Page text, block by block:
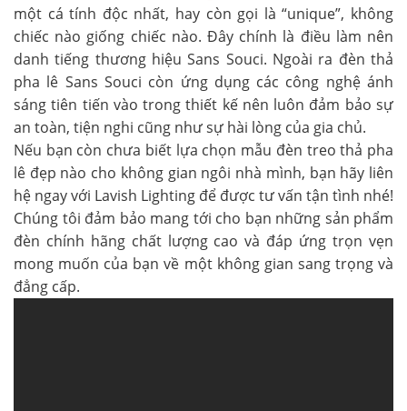
một cá tính độc nhất, hay còn gọi là “unique”, không
chiếc nào giống chiếc nào. Đây chính là điều làm nên
danh tiếng thương hiệu Sans Souci. Ngoài ra đèn thả
pha lê Sans Souci còn ứng dụng các công nghệ ánh
sáng tiên tiến vào trong thiết kế nên luôn đảm bảo sự
an toàn, tiện nghi cũng như sự hài lòng của gia chủ.
Nếu bạn còn chưa biết lựa chọn mẫu đèn treo thả pha
lê đẹp nào cho không gian ngôi nhà mình, bạn hãy liên
hệ ngay với Lavish Lighting để được tư vấn tận tình nhé!
Chúng tôi đảm bảo mang tới cho bạn những sản phẩm
đèn chính hãng chất lượng cao và đáp ứng trọn vẹn
mong muốn của bạn về một không gian sang trọng và
đẳng cấp.